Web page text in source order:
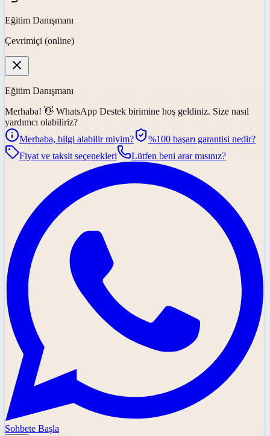
Eğitim Danışmanı
Çevrimiçi (online)
Eğitim Danışmanı
Merhaba! 👋 WhatsApp Destek birimine hoş geldiniz. Size nasıl
yardımcı olabiliriz?
Merhaba, bilgi alabilir miyim?
%100 başarı garantisi nedir?
Fiyat ve taksit seçenekleri
Lütfen beni arar mısınız?
Sohbete Başla